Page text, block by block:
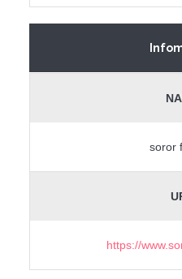
soror
https://